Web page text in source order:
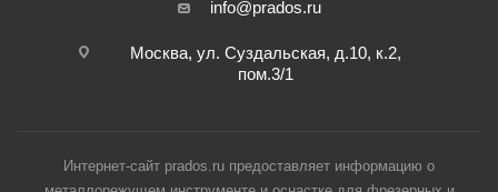
info@prados.ru
Москва, ул. Суздальская, д.10, к.2,
пом.3/1
Интернет-сайт prados.ru предоставляет информацию о